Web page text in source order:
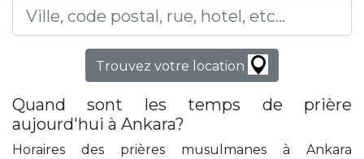
Trouvez votre location
Quand sont les temps de prière
aujourd'hui à Ankara?
Horaires des prières musulmanes à Ankara